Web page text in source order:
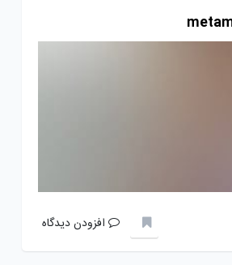
افزودن دیدگاه